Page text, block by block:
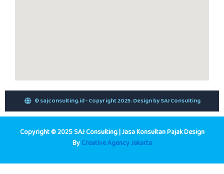
© sajconsulting.id - Copyright 2025. Design by SAJ Consulting
Copyright © 2025 SAJ Consulting | Jasa Konsultan Pajak Design
ByCreative Agency Jakarta